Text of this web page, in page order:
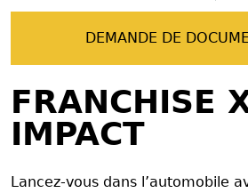
DEMANDE DE
FRANCHISE
IMPACT
Lancez-vous dans l’automobile